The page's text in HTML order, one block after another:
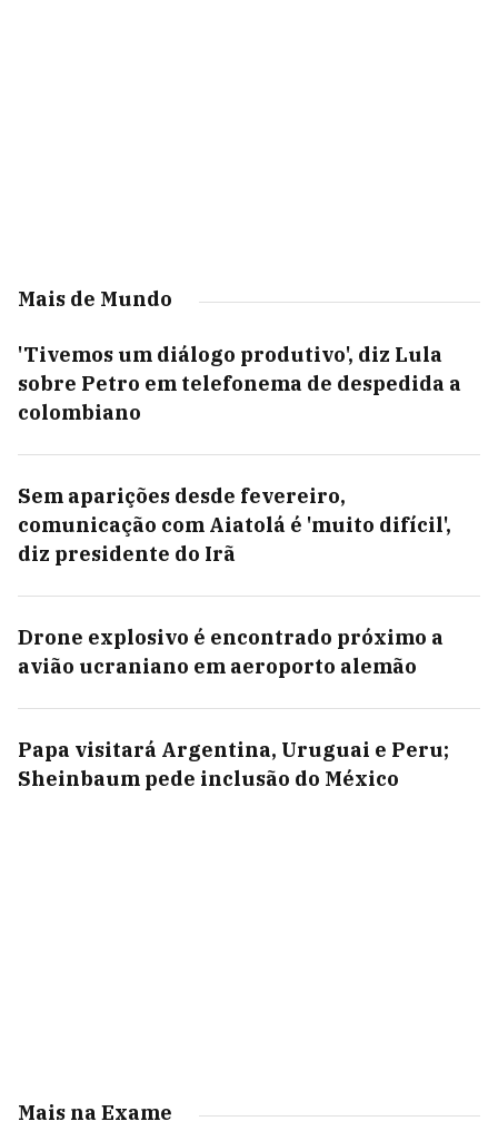
Mais de Mundo
'Tivemos um diálogo produtivo', diz Lula
sobre Petro em telefonema de despedida a
colombiano
Sem aparições desde fevereiro,
comunicação com Aiatolá é 'muito difícil',
diz presidente do Irã
Drone explosivo é encontrado próximo a
avião ucraniano em aeroporto alemão
Papa visitará Argentina, Uruguai e Peru;
Sheinbaum pede inclusão do México
Mais na Exame